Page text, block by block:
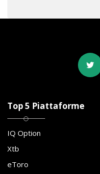
Top 5 Piattaforme
IQ Option
Xtb
eToro